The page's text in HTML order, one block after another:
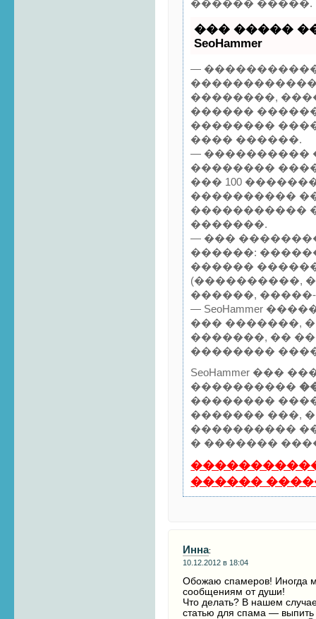
������ �����.
��� �����
SeoHammer
—
��������,
������
��������
���� ������.
— ����������
��������
��� 100
����������
�����������
�������.
— ���
������:
������
(����������,
������,
— SeoHammer
��� �������,
�������, ��
��������
SeoHammer ���
����������
��������
������� ���,
����������
� �������
������
Инна:
10.12.2012 в 18:04
Обожаю спамеров! Иногда
сообщениям от души!
Что делать? В нашем
статью для спама —